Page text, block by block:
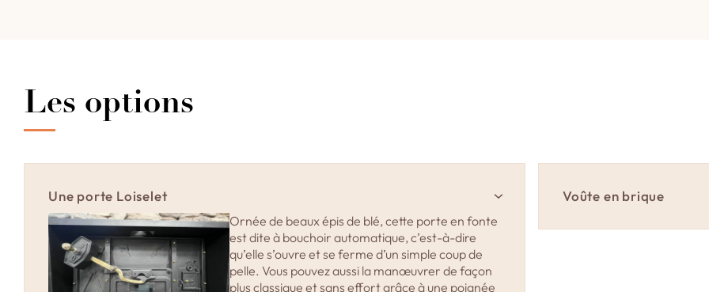
Les options
Une porte Loiselet
Ornée de beaux épis de blé, cette porte en fonte
est dite à bouchoir automatique, c’est-à-dire
qu’elle s’ouvre et se ferme d’un simple coup de
pelle. Vous pouvez aussi la manœuvrer de façon
plus classique et sans effort grâce à une poignée
Voûte en brique